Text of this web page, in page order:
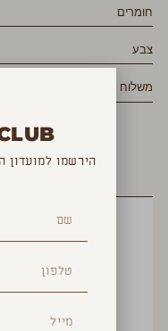
חומרים
צבע
משלוח
LIKE
הירשמו למועדון